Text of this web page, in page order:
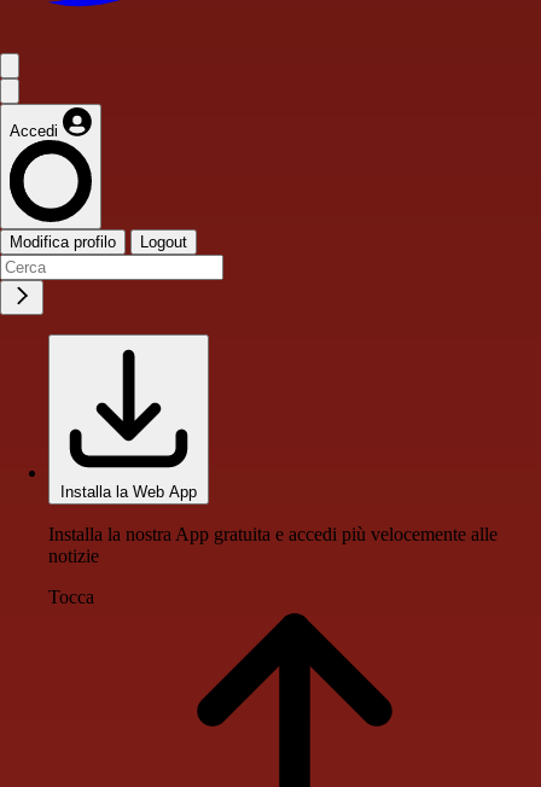
Accedi
Modifica profilo Logout
Installa la Web App
Installa la nostra App gratuita e accedi più velocemente alle
notizie
Tocca